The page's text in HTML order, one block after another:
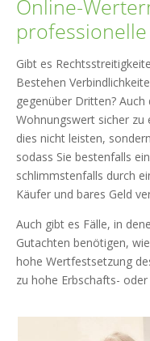
Online-
professionelle
Gibt es
Bestehen
gegenüber Dritten?
Wohnungswert sicher zu
dies nicht leisten,
sodass Sie bestenfalls
schlimmstenfalls durch
Käufer und bares Geld
Auch gibt es Fälle, in
Gutachten benötigen,
hohe Wertfestsetzung
zu hohe Erbschafts-